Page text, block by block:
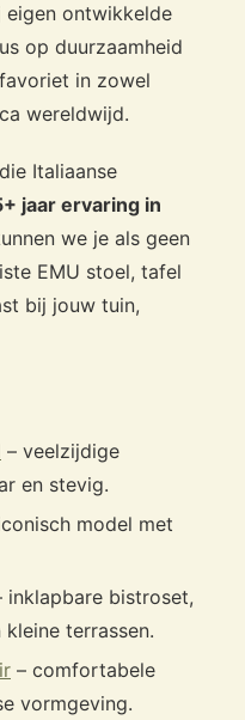
eigen ontwikkelde
op duurzaamheid
in zowel
wereldwijd.
Italiaanse
jaar ervaring in
we je als geen
EMU stoel, tafel
bij jouw tuin,
– veelzijdige
en stevig.
model met
inklapbare bistroset,
terrassen.
– comfortabele
vormgeving.